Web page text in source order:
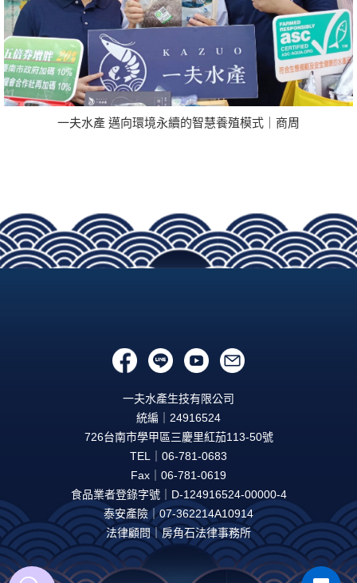
一夫水產 邁向環境永續的智慧養殖模式｜商周
一夫水產生技有限公司
統編｜24916524
726台南市學甲區三慶里紅茄113-50號
TEL｜06-781-0683
Fax｜06-781-0619
食品業者登錄字號｜D-124916524-00000-4
泰安產險｜07-362214A10914
法律顧問｜房角石法律事務所